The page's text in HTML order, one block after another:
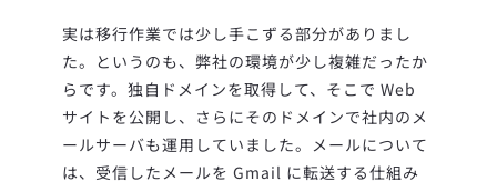
実は移行作業では少し手こずる部分がありまし
た。というのも、弊社の環境が少し複雑だったか
らです。独自ドメインを取得して、そこで Web
サイトを公開し、さらにそのドメインで社内のメ
ールサーバも運用していました。メールについて
は、受信したメールを Gmail に転送する仕組み